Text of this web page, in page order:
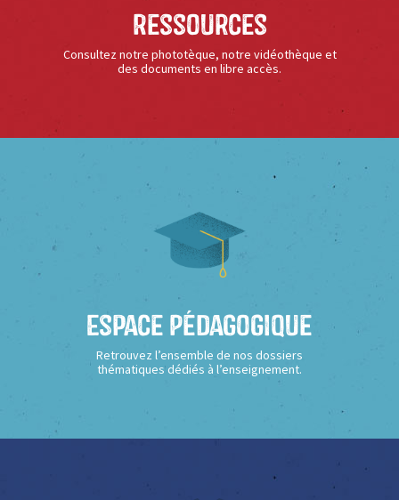
Ressources
Consultez notre phototèque, notre vidéothèque et
des documents en libre accès.
Espace Pédagogique
Retrouvez l’ensemble de nos dossiers
thématiques dédiés à l’enseignement.